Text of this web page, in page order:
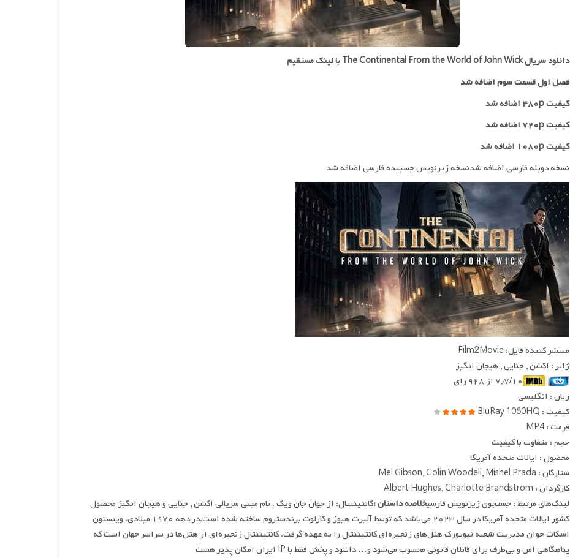
دانلود سریال The Continental From the World of John Wick با لینک مستقیم
فصل اول قسمت سوم اضافه شد
کیفیت ۴۸۰p اضافه شد
کیفیت ۷۲۰p
اضافه شد
کیفیت ۱۰۸۰p اضافه شد
نسخه دوبله فارسی اضافه شدنسخه زیرنویس چسبیده فارسی اضافه شد
منتشر کننده فایل: Film2Movie
ژانر : اکشن , جنایی , هیجان انگیز
۷٫۷/۱۰ از ۹۲۸ رای
زبان : انگلیسی
کیفیت : BluRay 1080HQ
فرمت : MP4
حجم : متفاوت با کیفیت
محصول : ایالات متحده آمریکا
ستارگان : Mel Gibson, Colin Woodell, Mishel Prada
کارگردان : Albert Hughes, Charlotte Brandstrom
لینک‌های مرتبط : جستجوی زیرنویس فارسیخلاصه داستان :کانتیننتال: از جهان جان ویک ، نام مینی سریالی اکشن , جنایی و هیجان انگیز محصول
کشور ایالات متحده آمریکا در سال ۲۰۲۳ می‌باشد که توسط آلبرت هیوز و کارلوت برندستروم ساخته شده است.در دهه ۱۹۷۰ میلادی، وینستون
اسکات جوان مدیریت شعبه نیویورک هتل‌های زنجیره‌ای کانتیننتال را به عهده گرفت. کانتیننتال زنجیره‌ای از هتل‌ها در سراسر جهان است که
پناهگاهی امن و بی‌طرف برای قاتلان قانونی محسوب می‌شود و… دانلود و پخش فقط با IP ایران امکان پذیر هست